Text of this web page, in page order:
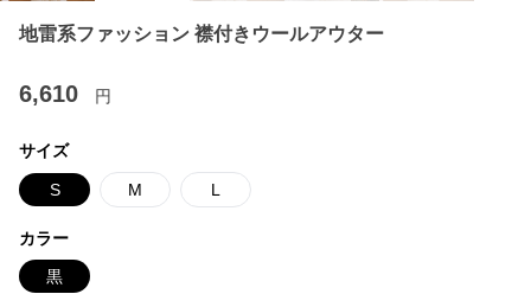
地雷系ファッション 襟付きウールアウター
6,610 円
サイズ
S M L
カラー
黒